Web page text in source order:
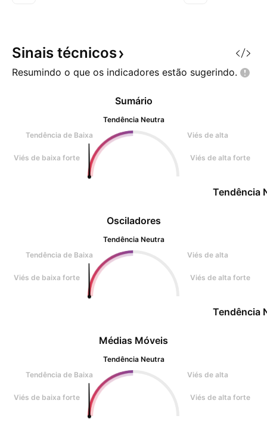
empresa conseguiu se
transformar de uma organização
dependente de blockbusters em
Sinais técnicos
Resumindo o que os indicadores estão sugerindo.
Osciladores
Tendência Neutra
Tendência de Baixa
Viés de alta
Viés de baixa forte Viés de alta forte
Tendência
Sumário
Tendência Neutra
Tendência de Baixa
Viés de alta
Viés de baixa forte Viés de alta forte
Tendência
Médias Móveis
Tendência Neutra
Tendência de Baixa
Viés de alta
Viés de baixa forte Viés de alta forte